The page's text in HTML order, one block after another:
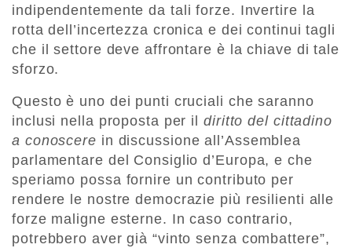
indipendentemente da tali forze. Invertire la
rotta dell’incertezza cronica e dei continui tagli
che il settore deve affrontare è la chiave di tale
sforzo.
Questo è uno dei punti cruciali che saranno
inclusi nella proposta per il diritto del cittadino
a conoscere in discussione all’Assemblea
parlamentare del Consiglio d’Europa, e che
speriamo possa fornire un contributo per
rendere le nostre democrazie più resilienti alle
forze maligne esterne. In caso contrario,
potrebbero aver già “vinto senza combattere”,